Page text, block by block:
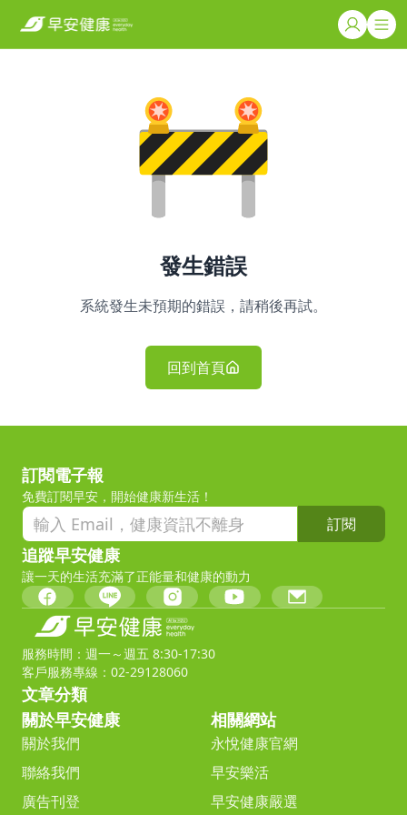
發生錯誤
系統發生未預期的錯誤，請稍後再試。
回到首頁
訂閱電子報
免費訂閱早安，開始健康新生活！
訂閱
追蹤早安健康
讓一天的生活充滿了正能量和健康的動力
服務時間：週一～週五 8:30-17:30
客戶服務專線：02-29128060
文章分類
關於早安健康
關於我們
聯絡我們
廣告刊登
相關網站
永悅健康官網
早安樂活
早安健康嚴選